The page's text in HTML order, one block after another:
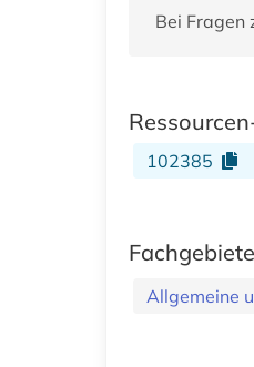
Bei Fragen
102385
Fachgebiete
Allgemeine